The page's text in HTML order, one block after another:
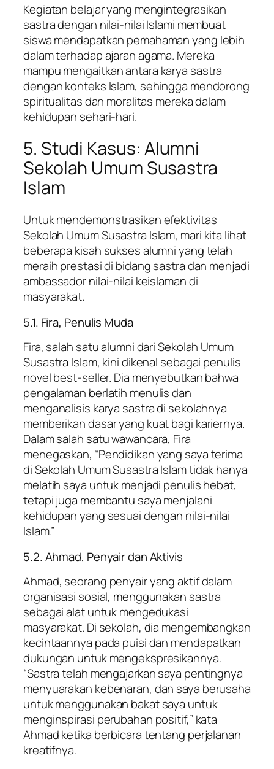
Kegiatan belajar yang mengintegrasikan
sastra dengan nilai-nilai Islami membuat
siswa mendapatkan pemahaman yang lebih
dalam terhadap ajaran agama. Mereka
mampu mengaitkan antara karya sastra
dengan konteks Islam, sehingga mendorong
spiritualitas dan moralitas mereka dalam
kehidupan sehari-hari.
5. Studi Kasus: Alumni
Sekolah Umum Susastra
Islam
Untuk mendemonstrasikan efektivitas
Sekolah Umum Susastra Islam, mari kita lihat
beberapa kisah sukses alumni yang telah
meraih prestasi di bidang sastra dan menjadi
ambassador nilai-nilai keislaman di
masyarakat.
5.1. Fira, Penulis Muda
Fira, salah satu alumni dari Sekolah Umum
Susastra Islam, kini dikenal sebagai penulis
novel best-seller. Dia menyebutkan bahwa
pengalaman berlatih menulis dan
menganalisis karya sastra di sekolahnya
memberikan dasar yang kuat bagi kariernya.
Dalam salah satu wawancara, Fira
menegaskan, “Pendidikan yang saya terima
di Sekolah Umum Susastra Islam tidak hanya
melatih saya untuk menjadi penulis hebat,
tetapi juga membantu saya menjalani
kehidupan yang sesuai dengan nilai-nilai
Islam.”
5.2. Ahmad, Penyair dan Aktivis
Ahmad, seorang penyair yang aktif dalam
organisasi sosial, menggunakan sastra
sebagai alat untuk mengedukasi
masyarakat. Di sekolah, dia mengembangkan
kecintaannya pada puisi dan mendapatkan
dukungan untuk mengekspresikannya.
“Sastra telah mengajarkan saya pentingnya
menyuarakan kebenaran, dan saya berusaha
untuk menggunakan bakat saya untuk
menginspirasi perubahan positif,” kata
Ahmad ketika berbicara tentang perjalanan
kreatifnya.